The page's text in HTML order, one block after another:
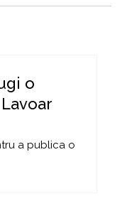
o
a publica o